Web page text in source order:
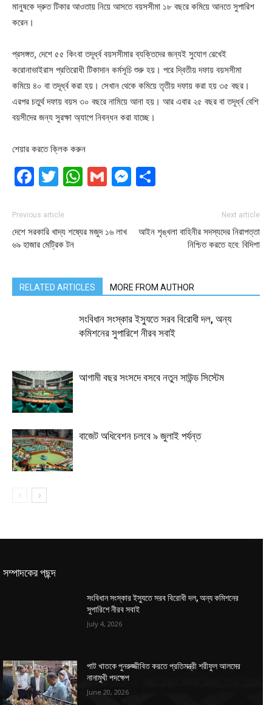
মানুষকে দ্রুত টিকার আওতায় নিয়ে আসতে বয়সসীমা ১৮ বছরে কমিয়ে আনতে সুপারিশ
করেন।
প্রসঙ্গত, দেশে ৫৫ কিংবা তদূর্ধ্ব বয়সসীমার ব্যক্তিদের জন্যই সুযোগ রেখেই
করোনাভাইরাস প্রতিরোধী টিকাদান কর্মসূচি শুরু হয়। পরে দ্বিতীয় দফায় বয়সসীমা
কমিয়ে ৪০ বা তদূর্ধ্ব করা হয়। সেখান থেকে কমিয়ে তৃতীয় দফায় করা হয় ৩৫ বছর।
এরপর চতুর্থ দফায় বয়স ৩০ বছরে নামিয়ে আনা হয়। আর এবার ২৫ বছর বা তদূর্ধ্ব বেশি
বয়সীদের জন্য সুরক্ষা অ্যাপে নিবন্ধন করা যাচ্ছে।
শেয়ার করতে ক্লিক করুন
Facebook
Twitter
WhatsApp
GmailMessenger
Previous article
দেশে সরকারি খাদ্য শষ্যের মজুদ ১৬ লাখ
৬৯ হাজার মেট্রিক টন
Next article
আইন শৃঙ্খলা বাহিনীর সদস্যদের নিরাপত্তা
নিশ্চিত করতে হবে: বিদিশা
RELATED ARTICLES MORE FROM AUTHOR
সংবিধান সংস্কার ইস্যুতে সরব বিরোধী দল, অন্য
কমিশনের সুপারিশে নীরব সবাই
আগামী বছর সংসদে বসবে নতুন সাউন্ড সিস্টেম
বাজেট অধিবেশন চলবে ৯ জুলাই পর্যন্ত
সম্পাদকের পছন্দ
সংবিধান সংস্কার ইস্যুতে সরব বিরোধী দল, অন্য কমিশনের
সুপারিশে নীরব সবাই
July 4, 2026
পাট খাতকে পুনরুজ্জীবিত করতে প্রতিমন্ত্রী শরীফুল আলমের
নানামুখী পদক্ষেপ
June 20, 2026